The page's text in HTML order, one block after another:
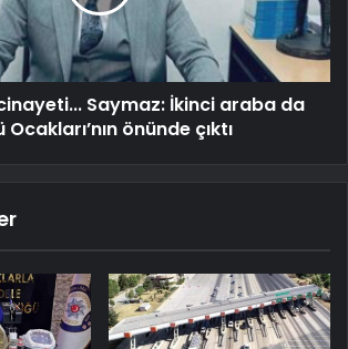
Saymaz: İkinci araba da
Ocakları’nın önünde çıktı